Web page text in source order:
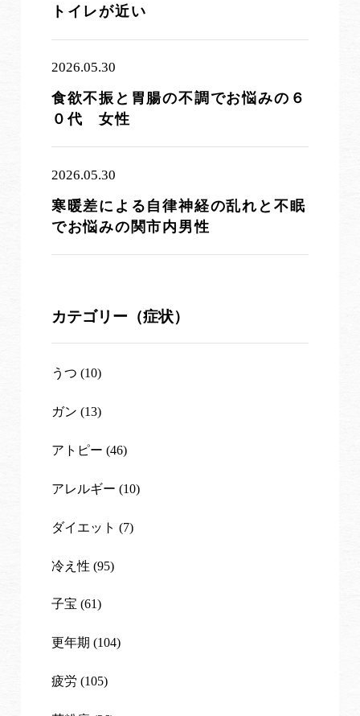
トイレが近い
2026.05.30
食欲不振と胃腸の不調でお悩みの６
０代 女性
2026.05.30
寒暖差による自律神経の乱れと不眠
でお悩みの関市内男性
カテゴリー（症状）
うつ (10)
ガン (13)
アトピー (46)
アレルギー (10)
ダイエット (7)
冷え性 (95)
子宝 (61)
更年期 (104)
疲労 (105)